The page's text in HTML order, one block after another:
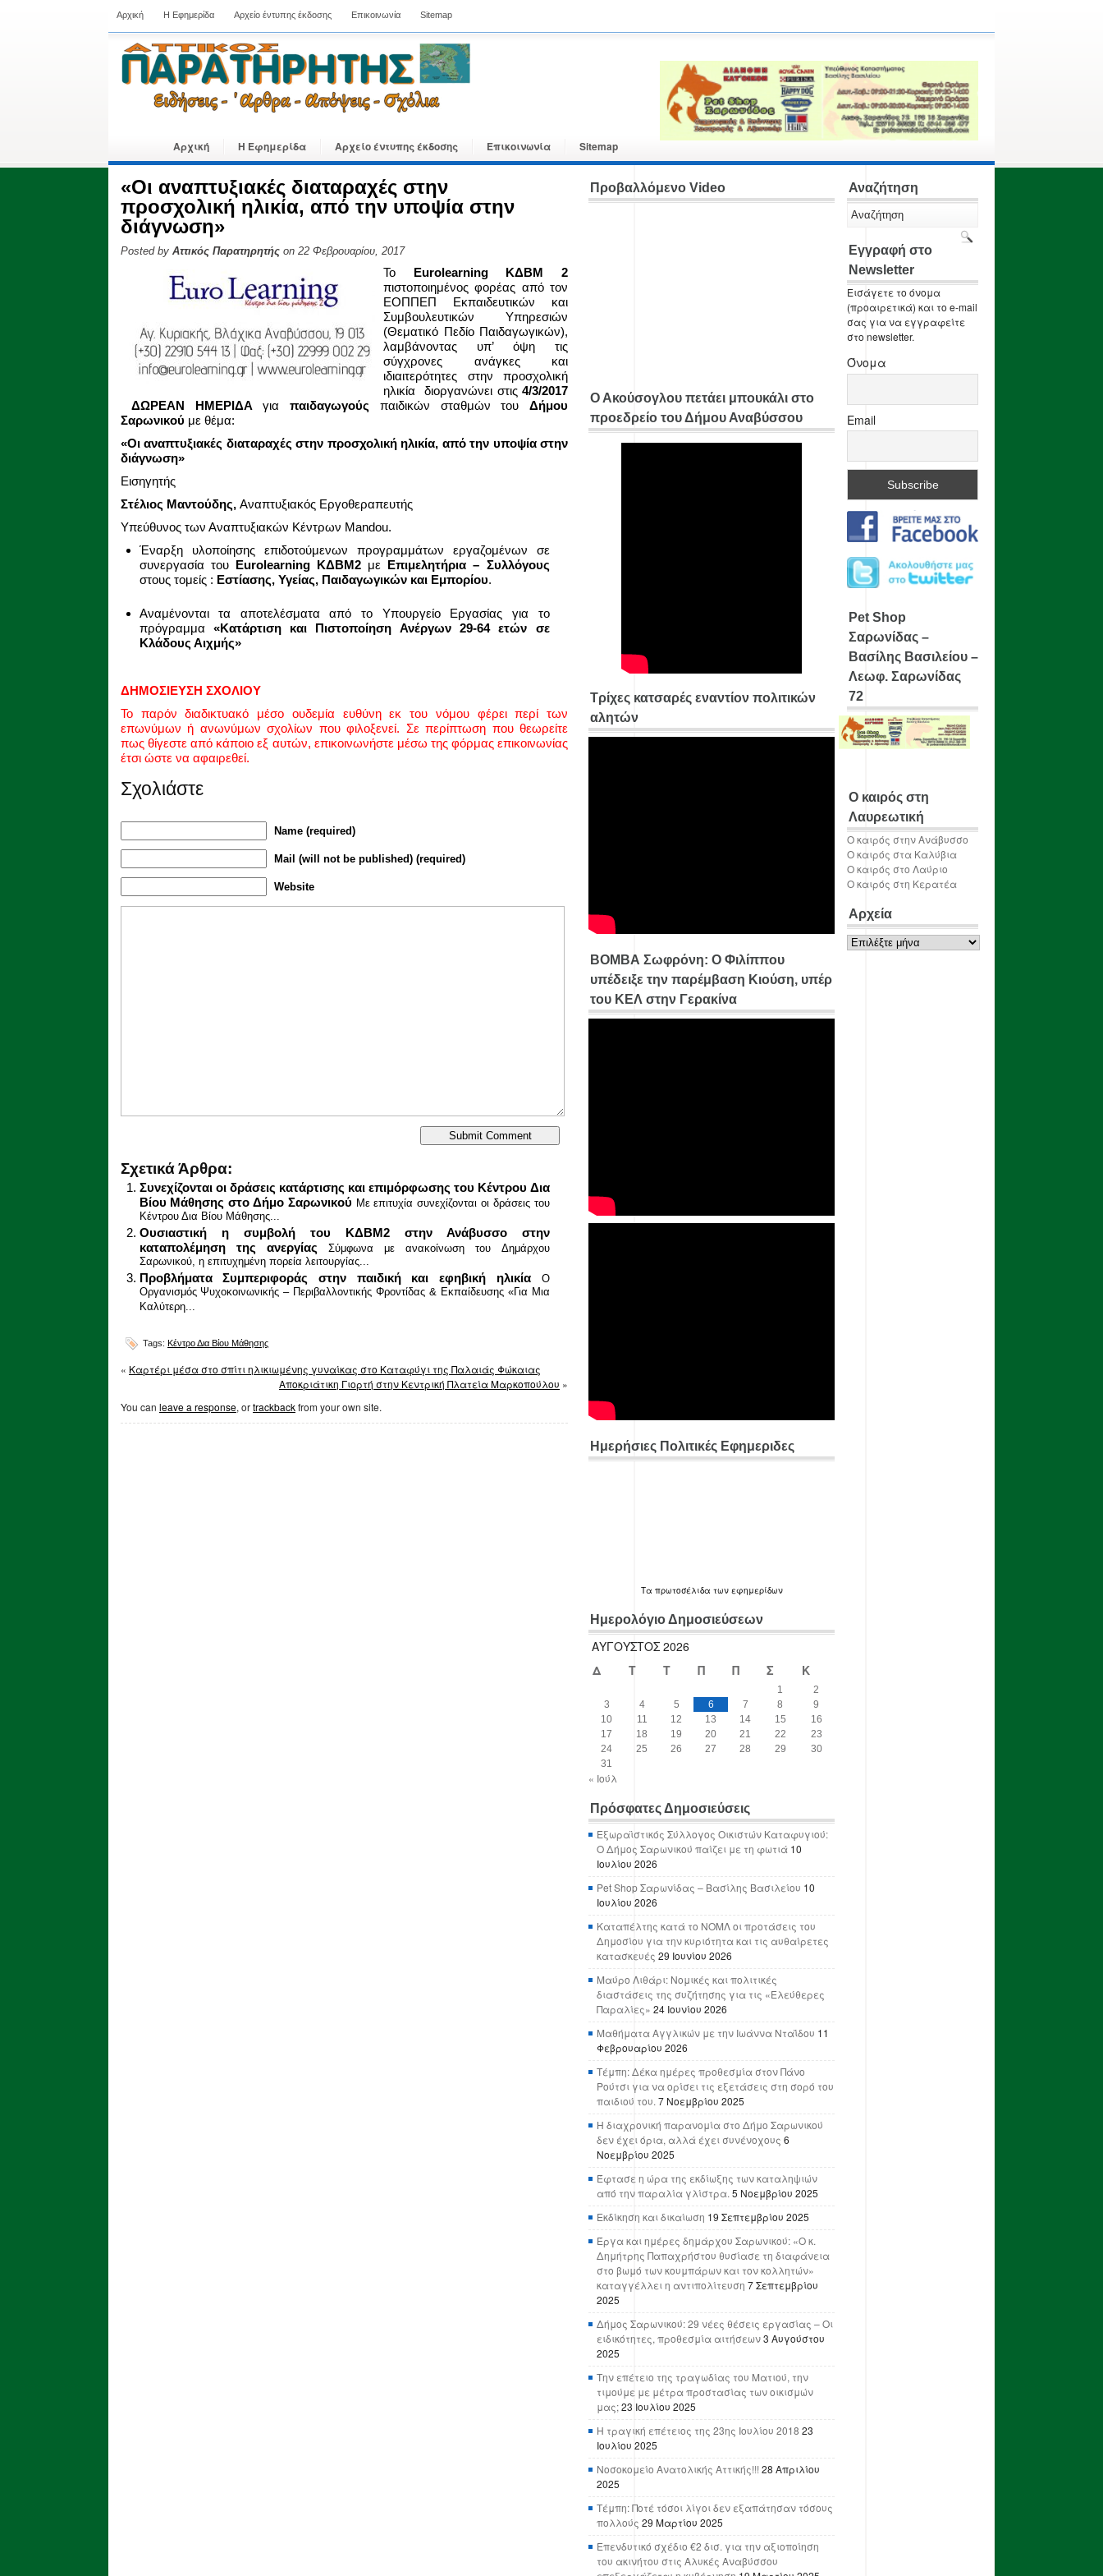
Αρχική Η Εφημερίδα Αρχείο έντυπης έκδοσης Επικοινωνία Sitemap
Αρχική Η Εφημερίδα Αρχείο έντυπης έκδοσης Επικοινωνία Sitemap
«Οι αναπτυξιακές διαταραχές στην
προσχολική ηλικία, από την υποψία στην
διάγνωση»
Posted by Αττικός Παρατηρητής on 22 Φεβρουαρίου, 2017
Το EurolearningΚΔΒΜ 2
πιστοποιημένος φορέας από τον
ΕΟΠΠΕΠ Εκπαιδευτικών και
Συμβουλευτικών Υπηρεσιών
(Θεματικό Πεδίο Παιδαγωγικών),
λαμβάνοντας υπ’ όψη τις
σύγχρονες ανάγκες και
ιδιαιτερότητες στην προσχολική
ηλικία διοργανώνει στις 4/3/2017
ΔΩΡΕΑΝ ΗΜΕΡΙΔΑγια παιδαγωγούς παιδικών σταθμών του Δήμου
Σαρωνικού με θέμα:
«Οι αναπτυξιακές διαταραχές στην προσχολική ηλικία, από την υποψία στην
διάγνωση»
Εισηγητής
Στέλιος Μαντούδης, Αναπτυξιακός Εργοθεραπευτής
Υπεύθυνος των Αναπτυξιακών Κέντρων Mandou.
Έναρξη υλοποίησης επιδοτούμενων προγραμμάτων εργαζομένων σε
συνεργασία του EurolearningΚΔΒΜ2με Επιμελητήρια – Συλλόγους
στους τομείς : Εστίασης, Υγείας, Παιδαγωγικών και Εμπορίου.
Αναμένονται τα αποτελέσματα από το Υπουργείο Εργασίας για το
πρόγραμμα «Κατάρτιση και Πιστοποίηση Ανέργων 29-64 ετών σε
Κλάδους Αιχμής»
ΔΗΜΟΣΙΕΥΣΗ ΣΧΟΛΙΟΥ
Το παρόν διαδικτυακό μέσο ουδεμία ευθύνη εκ του νόμου φέρει περί των
επωνύμων ή ανωνύμων σχολίων που φιλοξενεί. Σε περίπτωση που θεωρείτε
πως θίγεστε από κάποιο εξ αυτών, επικοινωνήστε μέσω της φόρμας επικοινωνίας
έτσι ώστε να αφαιρεθεί.
Σχολιάστε
Name (required)
Mail (will not be published) (required)
Website
Σχετικά Άρθρα:
Συνεχίζονται οι δράσεις κατάρτισης και επιμόρφωσης του Κέντρου Δια
Βίου Μάθησης στο Δήμο Σαρωνικού Με επιτυχία συνεχίζονται οι δράσεις του
Κέντρου Δια Βίου Μάθησης...
Ουσιαστική η συμβολή του ΚΔΒΜ2 στην Ανάβυσσο στην
καταπολέμηση της ανεργίας
Σύμφωνα με ανακοίνωση του Δημάρχου
Σαρωνικού, η επιτυχημένη πορεία λειτουργίας...
Προβλήματα Συμπεριφοράς στην παιδική και εφηβική ηλικία
Ο
Οργανισμός Ψυχοκοινωνικής – Περιβαλλοντικής Φροντίδας & Εκπαίδευσης «Για Μια
Καλύτερη...
Tags: Κέντρο Δια Βίου Μάθησης
« Καρτέρι μέσα στο σπίτι ηλικιωμένης γυναίκας στο Καταφύγι της Παλαιάς Φώκαιας
Αποκριάτικη Γιορτή στην Κεντρική Πλατεία Μαρκοπούλου »
You can leave a response, ortrackbackfrom your own site.
Προβαλλόμενο Video
Ο Ακούσογλου πετάει μπουκάλι στο
προεδρείο του Δήμου Αναβύσσου
Τρίχες κατσαρές εναντίον πολιτικών
αλητών
ΒΟΜΒΑ Σωφρόνη: Ο Φιλίππου
υπέδειξε την παρέμβαση Κιούση, υπέρ
του ΚΕΛ στην Γερακίνα
Ημερήσιες Πολιτικές Εφημεριδες
Τα πρωτοσέλιδα των εφημερίδων
Ημερολόγιο Δημοσιεύσεων
ΑΎΓΟΥΣΤΟΣ 2026
Δ
Τ Τ Π Π Σ Κ
1
2
3
4 5 6 7 8
9
10
11 12 13 14 15
16
17
18 19 20 21 22
23
24
25 26 27 28 29
30
31
« Ιούλ
Πρόσφατες Δημοσιεύσεις
Εξωραϊστικός Σύλλογος Οικιστών Καταφυγιού:
Ο Δήμος Σαρωνικού παίζει με τη φωτιά 10
Ιουλίου 2026
Pet Shop Σαρωνίδας – Βασίλης Βασιλείου 10
Ιουλίου 2026
Καταπέλτης κατά το ΝΟΜΛ οι προτάσεις του
Δημοσίου για την κυριότητα και τις αυθαίρετες
κατασκευές 29 Ιουνίου 2026
Μαύρο Λιθάρι: Νομικές και πολιτικές
διαστάσεις της συζήτησης για τις «Ελεύθερες
Παραλίες» 24 Ιουνίου 2026
Μαθήματα Αγγλικών με την Ιωάννα Νταΐδου 11
Φεβρουαρίου 2026
Τέμπη: Δέκα ημέρες προθεσμία στον Πάνο
Ρούτσι για να ορίσει τις εξετάσεις στη σορό του
παιδιού του. 7 Νοεμβρίου 2025
Η διαχρονική παρανομία στο Δήμο Σαρωνικού
δεν έχει όρια, αλλά έχει συνένοχους 6
Νοεμβρίου 2025
Έφτασε η ώρα της εκδίωξης των καταληψιών
από την παραλία γλίστρα. 5 Νοεμβρίου 2025
Εκδίκηση και δικαίωση 19 Σεπτεμβρίου 2025
Έργα και ημέρες δημάρχου Σαρωνικού: «Ο κ.
Δημήτρης Παπαχρήστου θυσίασε τη διαφάνεια
στο βωμό των κουμπάρων και τον κολλητών»
καταγγέλλει η αντιπολίτευση 7 Σεπτεμβρίου
2025
Δήμος Σαρωνικού: 29 νέες θέσεις εργασίας – Οι
ειδικότητες, προθεσμία αιτήσεων3 Αυγούστου
2025
Την επέτειο της τραγωδίας του Ματιού, την
τιμούμε με μέτρα προστασίας των οικισμών
μας;23 Ιουλίου 2025
Η τραγική επέτειος της 23ης Ιουλίου 2018 23
Ιουλίου 2025
Νοσοκομείο Ανατολικής Αττικής!!! 28 Απριλίου
2025
Τέμπη: Ποτέ τόσοι λίγοι δεν εξαπάτησαν τόσους
πολλούς 29 Μαρτίου 2025
Επενδυτικό σχέδιο €2 δισ. για την αξιοποίηση
του ακινήτου στις Αλυκές Αναβύσσου
Αναζήτηση
Εγγραφή στο
Newsletter
Εισάγετε το όνομα
(προαιρετικά) και το e-mail
σας για να εγγραφείτε
στο newsletter.
Όνομα
Email
Pet Shop
Σαρωνίδας –
Βασίλης Βασιλείου –
Λεωφ. Σαρωνίδας
72
Ο καιρός στη
Λαυρεωτική
Ο καιρός στην Ανάβυσσο
Ο καιρός στα Καλύβια
Ο καιρός στο Λαύριο
Ο καιρός στη Κερατέα
Αρχεία
Αρχεία